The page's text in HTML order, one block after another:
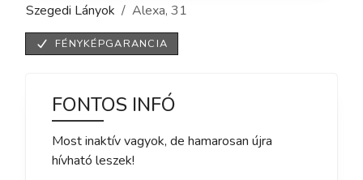
Szegedi Lányok Alexa, 31
FÉNYKÉPGARANCIA
FONTOS INFÓ
Most inaktív vagyok, de hamarosan újra
hívható leszek!